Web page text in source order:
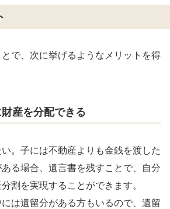
で、次に挙げるようなメリットを得
産を分配できる
い。子には不動産よりも金銭を渡した
る場合、遺言書を残すことで、自分
割を実現することができます。
は遺留分がある方もいるので、遺留